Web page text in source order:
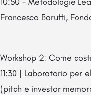
Francesco Baruffi,
Workshop 2: Come
11:30 | Laboratorio per
(pitch e investor